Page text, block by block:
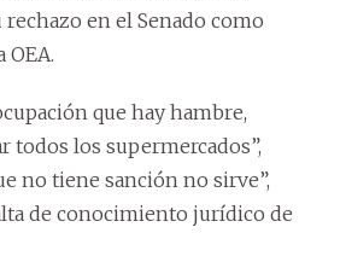
en el Senado como
OEA.
que hay hambre,
todos los supermercados”,
no tiene sanción no sirve”,
de conocimiento jurídico de